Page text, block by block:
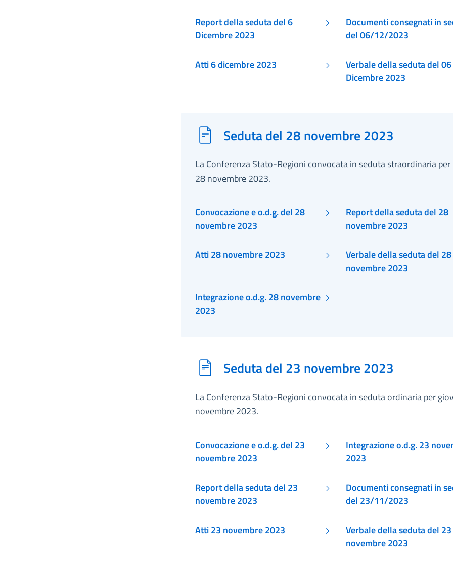
Report della seduta del 6
Dicembre 2023
Documenti consegnati in
del 06/12/2023
Atti 6 dicembre 2023
Verbale della seduta del 06
Dicembre 2023
Seduta del 28 novembre 2023
La Conferenza Stato-Regioni convocata in seduta straordinaria
28 novembre 2023.
Convocazione e o.d.g. del 28
novembre 2023
Report della seduta del 28
novembre 2023
Atti 28 novembre 2023
Verbale della seduta del 28
novembre 2023
Integrazione o.d.g. 28 novembre
2023
Seduta del 23 novembre 2023
La Conferenza Stato-Regioni convocata in seduta ordinaria per
novembre 2023.
Convocazione e o.d.g. del 23
novembre 2023
Integrazione o.d.g. 23
2023
Report della seduta del 23
novembre 2023
Documenti consegnati in
del 23/11/2023
Atti 23 novembre 2023
Verbale della seduta del 23
novembre 2023